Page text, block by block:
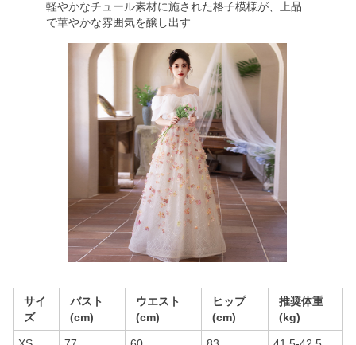
軽やかなチュール素材に施された格子模様が、上品
で華やかな雰囲気を醸し出す
サイ
ズ
バスト
(cm)
ウエスト
(cm)
ヒップ
(cm)
推奨体重
(kg)